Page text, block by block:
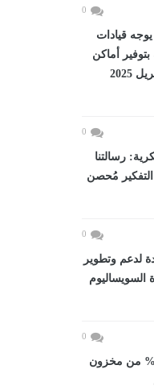
0
قيادات
أماكن
في رحلات...اليوم الأربعاء، 2 أبريل 2025
0
رسالتنا
مُحصن
0
لدعم وتطوير
السويساليوم
0
نتنياهو: دمرنا نحو 90% من مخزون